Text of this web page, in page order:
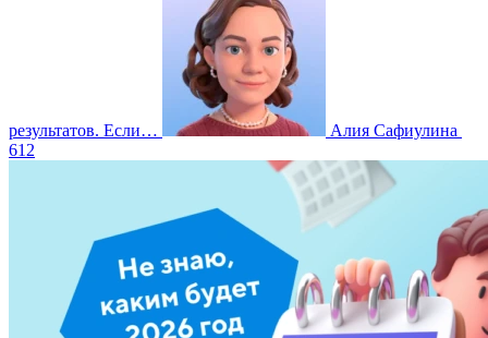
результатов. Если…
Алия Сафиулина
612